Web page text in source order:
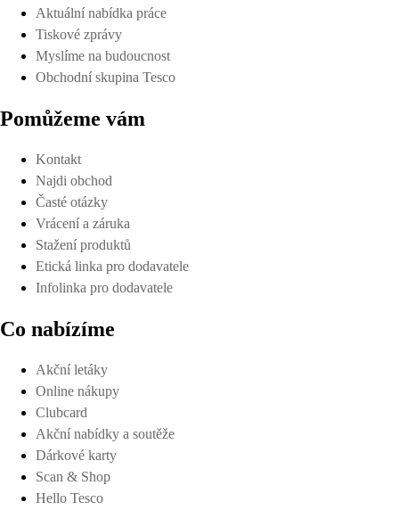
Aktuální nabídka práce
Tiskové zprávy
Myslíme na budoucnost
Obchodní skupina Tesco
Pomůžeme vám
Kontakt
Najdi obchod
Časté otázky
Vrácení a záruka
Stažení produktů
Etická linka pro dodavatele
Infolinka pro dodavatele
Co nabízíme
Akční letáky
Online nákupy
Clubcard
Akční nabídky a soutěže
Dárkové karty
Scan & Shop
Hello Tesco